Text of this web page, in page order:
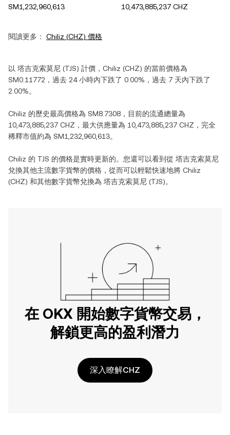
SM1,232,960,613
10,473,885,237 CHZ
閱讀更多： Chiliz (CHZ) 價格
以 塔吉克索莫尼 (TJS) 計價， Chiliz (CHZ) 的當前價格為
SM0.11772 ，過去 24 小時內下跌了 0.00% ，過去 7 天內下跌了
2.00%。
Chiliz 的歷史最高價格為 SM8.7308 ，目前的流通總量為
10,473,885,237 CHZ ，最大供應量為 10,473,885,237 CHZ ，完全
稀釋市值約為 SM1,232,960,613。
Chiliz 的 TJS 的價格是實時更新的。您還可以看到從 塔吉克索莫尼
兌換其他主流數字貨幣的價格，從而可以輕鬆快速地將 Chiliz
(CHZ) 和其他數字貨幣兌換為 塔吉克索莫尼 (TJS)。
在 OKX 開始數字貨幣交易，
解鎖更高的盈利潛力
深入瞭解CHZ